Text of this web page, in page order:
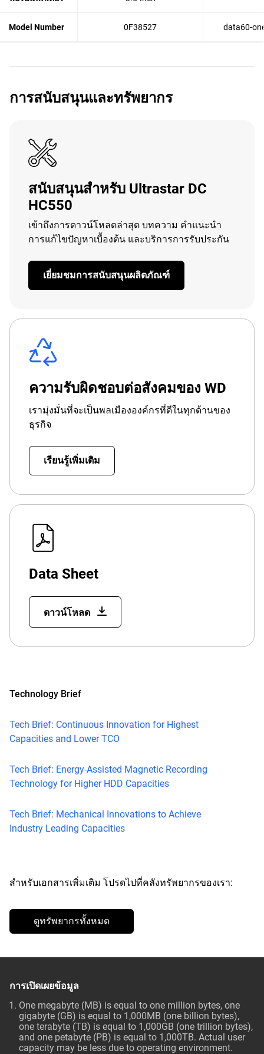
Model Number 0F38527 data60-
การสนับสนุนและทรัพยากร
สนับสนุนสำหรับ Ultrastar DC
HC550
เข้าถึงการดาวน์โหลดล่าสุด บทความ คำแนะนำ
การแก้ไขปัญหาเบื้องต้น และบริการการรับประกัน
เยี่ยมชมการสนับสนุนผลิตภัณฑ์
ความรับผิดชอบต่อสังคมของ WD
เรามุ่งมั่นที่จะเป็นพลเมืององค์กรที่ดีในทุกด้านของ
ธุรกิจ
เรียนรู้เพิ่มเติม
Data Sheet
ดาวน์โหลด
Technology Brief
Tech Brief: Continuous Innovation for Highest
Capacities and Lower TCO
Tech Brief: Energy-Assisted Magnetic Recording
Technology for Higher HDD Capacities
Tech Brief: Mechanical Innovations to Achieve
Industry Leading Capacities
สำหรับเอกสารเพิ่มเติม โปรดไปที่คลังทรัพยากรของเรา:
ดูทรัพยากรทั้งหมด
การเปิดเผยข้อมูล
One megabyte (MB) is equal to one million bytes, one
gigabyte (GB) is equal to 1,000MB (one billion bytes),
one terabyte (TB) is equal to 1,000GB (one trillion bytes),
and one petabyte (PB) is equal to 1,000TB. Actual user
capacity may be less due to operating environment.